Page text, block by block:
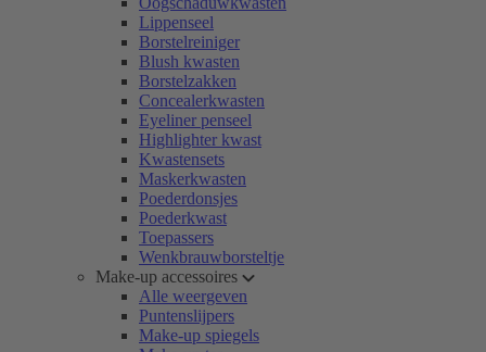
Lippenseel
Borstelreiniger
Blush kwasten
Borstelzakken
Concealerkwasten
Eyeliner penseel
Highlighter kwast
Kwastensets
Maskerkwasten
Poederdonsjes
Poederkwast
Toepassers
Wenkbrauwborsteltje
Make-up accessoires
Alle weergeven
Puntenslijpers
Make-up spiegels